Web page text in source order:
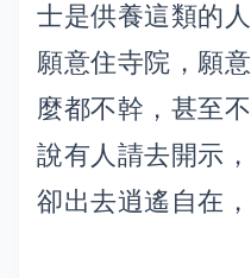
士是供養這類的
願意住寺院，願
麼都不幹，甚至
說有人請去開示
卻出去逍遙自在